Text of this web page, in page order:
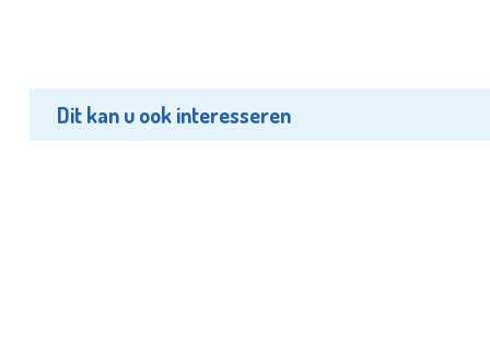
Dit kan u ook interesseren